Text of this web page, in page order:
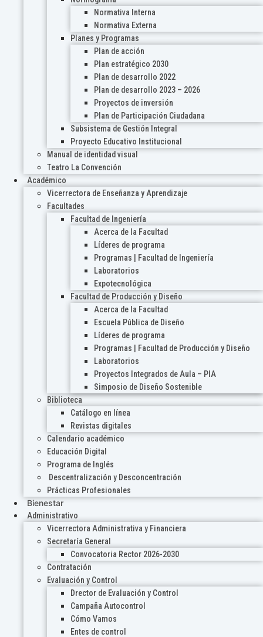
Normativa Interna
Normativa Externa
Planes y Programas
Plan de acción
Plan estratégico 2030
Plan de desarrollo 2022
Plan de desarrollo 2023 – 2026
Proyectos de inversión
Plan de Participación Ciudadana
Subsistema de Gestión Integral
Proyecto Educativo Institucional
Manual de identidad visual
Teatro La Convención
Académico
Vicerrectora de Enseñanza y Aprendizaje
Facultades
Facultad de Ingeniería
Acerca de la Facultad
Líderes de programa
Programas | Facultad de Ingeniería
Laboratorios
Expotecnológica
Facultad de Producción y Diseño
Acerca de la Facultad
Escuela Pública de Diseño
Líderes de programa
Programas | Facultad de Producción y Diseño
Laboratorios
Proyectos Integrados de Aula – PIA
Simposio de Diseño Sostenible
Biblioteca
Catálogo en línea
Revistas digitales
Calendario académico
Educación Digital
Programa de Inglés
Descentralización y Desconcentración
Prácticas Profesionales
Bienestar
Administrativo
Vicerrectora Administrativa y Financiera
Secretaría General
Convocatoria Rector 2026-2030
Contratación
Evaluación y Control
Drector de Evaluación y Control
Campaña Autocontrol
Cómo Vamos
Entes de control